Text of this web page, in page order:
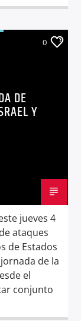
0
DE
Y
jueves 4
ataques
de Estados
de la
el
conjunto